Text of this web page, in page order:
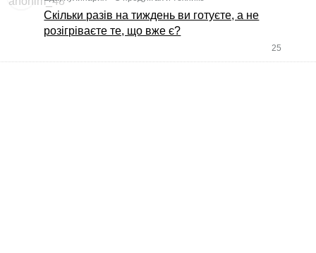
Скільки разів на тиждень ви готуєте, а не
розігріваєте те, що вже є?
25